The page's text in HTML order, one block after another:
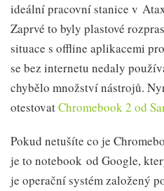
ideální pracovní stanice v
Zaprvé to byly plastové
situace s offline aplikacemi
se bez internetu nedaly
chybělo množství nástrojů.
otestovatChromebook 2 od
Pokud netušíte co je
je to notebook od Google,
je operační systém založený